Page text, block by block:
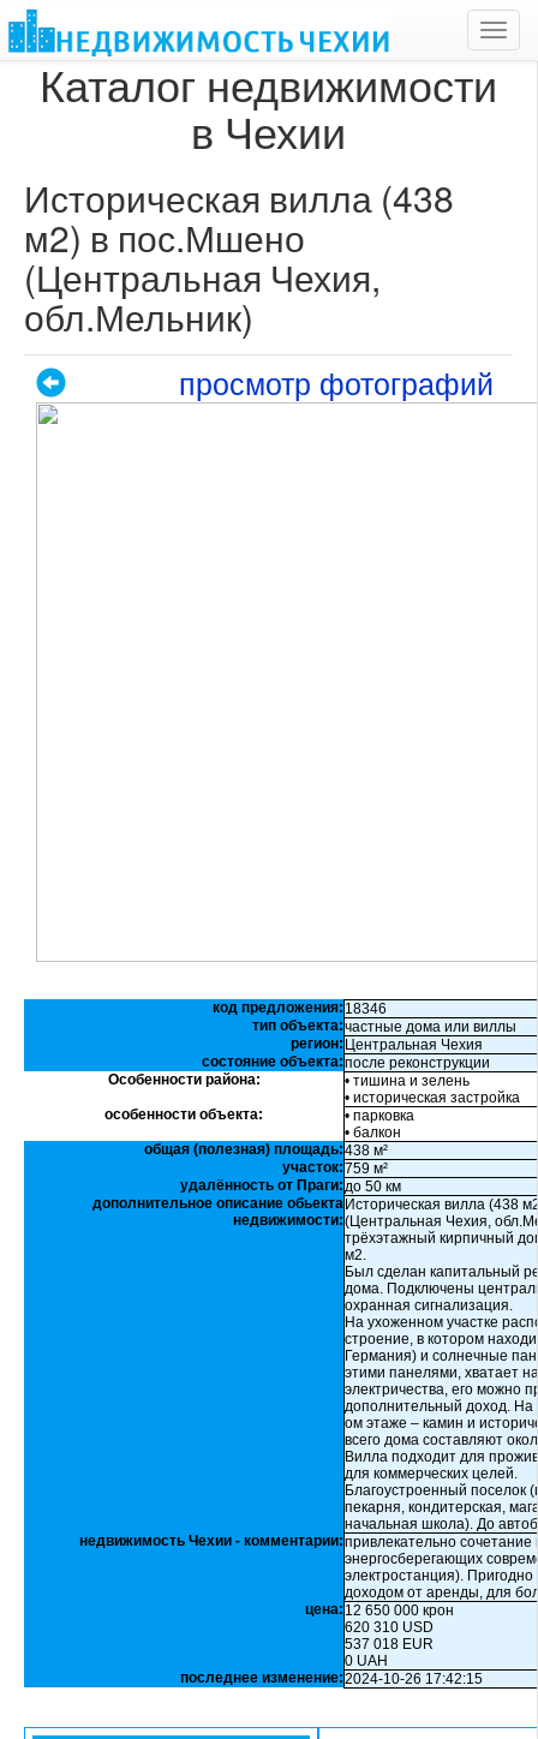
Каталог недвижимости
в Чехии
Историческая вилла (438
м2) в пос.Мшено
(Центральная Чехия,
обл.Мельник)
просмотр фотографий
код предложения: 18346
тип объекта:частные дома или виллы
регион: Центральная Чехия
состояние объекта:после реконструкции
Особенности района:
• тишина и зелень
• историческая застройка
особенности объекта:
• парковка
• балкон
общая (полезная) площадь:438 м²
участок:759 м²
удалённость от Праги:до 50 км
дополнительное описание обьекта
недвижимости:
Историческая вилла (438
(Центральная Чехия,
трёхэтажный кирпичный
м2.
Был сделан капитальный
дома. Подключены
охранная сигнализация.
На ухоженном участке
строение, в котором
Германия) и солнечные
этими панелями, хватает
электричества, его можно
дополнительный доход. На
ом этаже – камин и
всего дома составляют
Вилла подходит для
для коммерческих целей.
Благоустроенный поселок
пекарня, кондитерская,
начальная школа). До
недвижимость Чехии - комментарии:привлекательно сочетание
энергосберегающих
электростанция). Пригодно
доходом от аренды, для
цена: 12 650 000 крон
620 310 USD
537 018 EUR
0 UAH
последнее изменение:2024-10-26 17:42:15